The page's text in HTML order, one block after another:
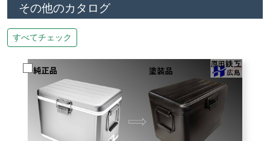
その他のカタログ
すべてチェック